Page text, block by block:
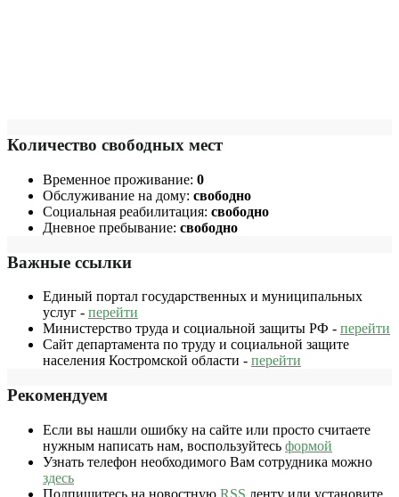
Количество свободных мест
Временное проживание: 0
Обслуживание на дому: свободно
Социальная реабилитация: свободно
Дневное пребывание: свободно
Важные ссылки
Единый портал государственных и муниципальных
услуг - перейти
Министерство труда и социальной защиты РФ - перейти
Сайт департамента по труду и социальной защите
населения Костромской области - перейти
Рекомендуем
Если вы нашли ошибку на сайте или просто считаете
нужным написать нам, воспользуйтесь формой
Узнать телефон необходимого Вам сотрудника можно
здесь
Подпишитесь на новостную RSS ленту или установите